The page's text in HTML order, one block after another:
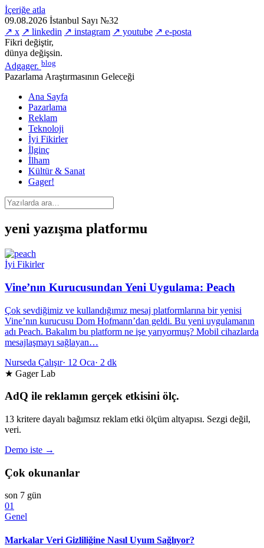
İçeriğe atla
09.08.2026 İstanbul Sayı №32
↗ x ↗ linkedin ↗ instagram ↗ youtube ↗ e-posta
Fikri değiştir,
dünya değişsin.
Adgager. blog
Pazarlama Araştırmasının Geleceği
Ana Sayfa
Pazarlama
Reklam
Teknoloji
İyi Fikirler
İlginç
İlham
Kültür & Sanat
Gager!
yeni yazışma platformu
İyi Fikirler
Vine’nın Kurucusundan Yeni Uygulama: Peach
Çok sevdiğimiz ve kullandığımız mesaj platformlarına bir yenisi
Vine’nın kurucusu Dom Hofmann’dan geldi. Bu yeni uygulamanın
adı Peach. Bakalım bu platform ne işe yarıyormuş? Mobil cihazlarda
mesajlaşmayı sağlayan…
Nurseda Çalışır· 12 Oca· 2 dk
★ Gager Lab
AdQ ile reklamın gerçek etkisini ölç.
13 kritere dayalı bağımsız reklam etki ölçüm altyapısı. Sezgi değil,
veri.
Demo iste →
Çok okunanlar
son 7 gün
01
Genel
Markalar Veri Gizliliğine Nasıl Uyum Sağlıyor?